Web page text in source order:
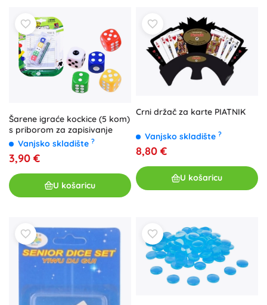
Šarene igraće kockice (5 kom)
s priborom za zapisivanje
Vanjsko skladište ?
3,90 €
U košaricu
Crni držač za karte PIATNIK
Vanjsko skladište ?
8,80 €
U košaricu